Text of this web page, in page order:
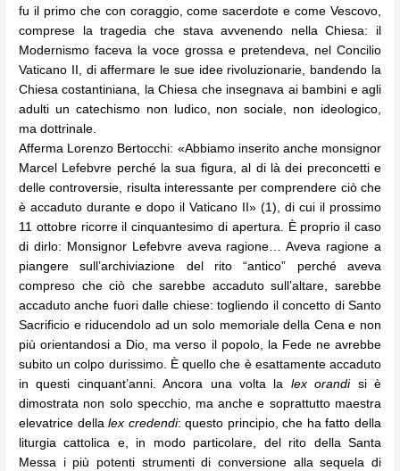
fu il primo che con coraggio, come sacerdote e come Vescovo,
comprese la tragedia che stava avvenendo nella Chiesa: il
Modernismo faceva la voce grossa e pretendeva, nel Concilio
Vaticano II, di affermare le sue idee rivoluzionarie, bandendo la
Chiesa costantiniana, la Chiesa che insegnava ai bambini e agli
adulti un catechismo non ludico, non sociale, non ideologico,
ma dottrinale.
Afferma Lorenzo Bertocchi: «Abbiamo inserito anche monsignor
Marcel Lefebvre perché la sua figura, al di là dei preconcetti e
delle controversie, risulta interessante per comprendere ciò che
è accaduto durante e dopo il Vaticano II» (1), di cui il prossimo
11 ottobre ricorre il cinquantesimo di apertura. È proprio il caso
di dirlo: Monsignor Lefebvre aveva ragione… Aveva ragione a
piangere sull’archiviazione del rito “antico” perché aveva
compreso che ciò che sarebbe accaduto sull’altare, sarebbe
accaduto anche fuori dalle chiese: togliendo il concetto di Santo
Sacrificio e riducendolo ad un solo memoriale della Cena e non
più orientandosi a Dio, ma verso il popolo, la Fede ne avrebbe
subito un colpo durissimo. È quello che è esattamente accaduto
in questi cinquant’anni. Ancora una volta la lex orandisi è
dimostrata non solo specchio, ma anche e soprattutto maestra
elevatrice dellalex credendi: questo principio, che ha fatto della
liturgia cattolica e, in modo particolare, del rito della Santa
Messa i più potenti strumenti di conversione alla sequela di